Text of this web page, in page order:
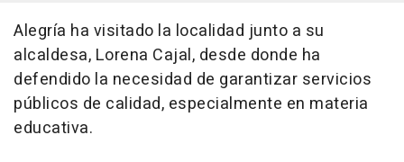
Alegría ha visitado la localidad junto a su
alcaldesa, Lorena Cajal, desde donde ha
defendido la necesidad de garantizar servicios
públicos de calidad, especialmente en materia
educativa.